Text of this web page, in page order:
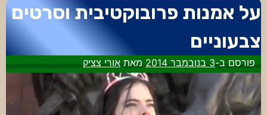
על אמנות פרובוקטיבית וסרטים
צבעוניים
פורסם ב-3 בנובמבר 2014 מאתאורי צציק